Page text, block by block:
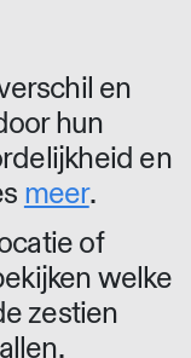
en
hun
en
meer.
of
welke
zestien